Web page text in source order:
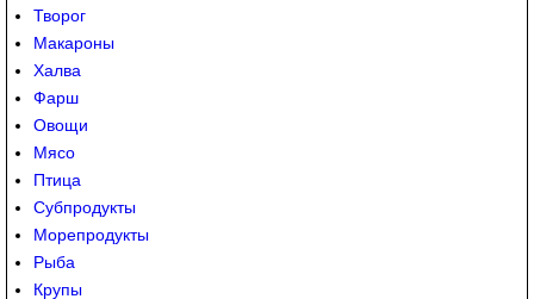
Творог
Макароны
Халва
Фарш
Овощи
Мясо
Птица
Субпродукты
Морепродукты
Рыба
Крупы